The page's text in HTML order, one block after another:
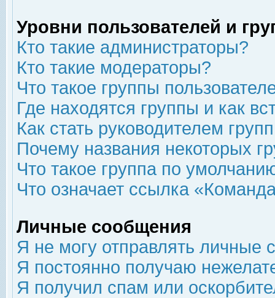
Уровни пользователей и
Кто такие администраторы?
Кто такие модераторы?
Что такое группы
Где находятся группы и как
Как стать руководителем
Почему названия некоторых
Что такое группа по
Что означает ссылка
Личные сообщения
Я не могу отправлять личные
Я постоянно получаю
Я получил спам или